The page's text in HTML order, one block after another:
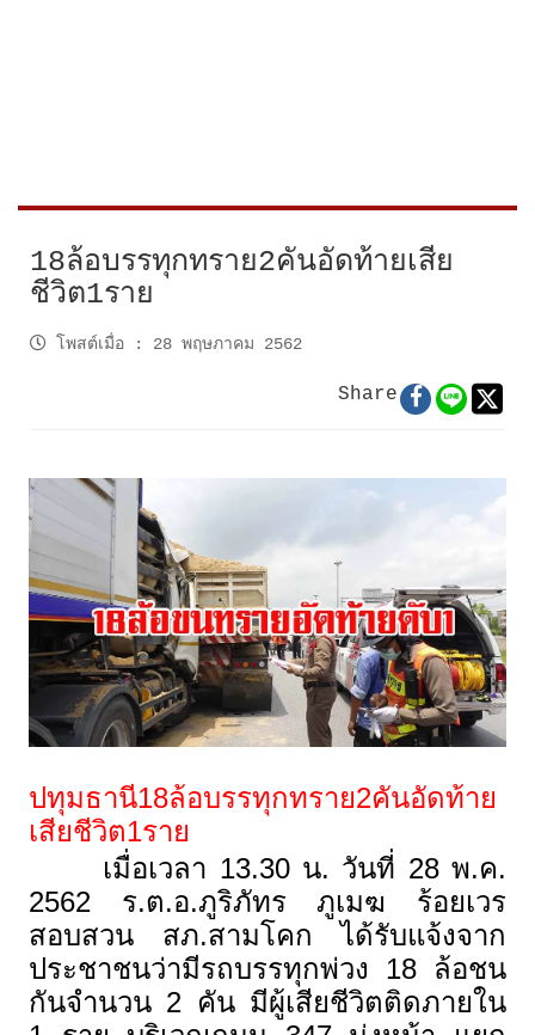
18ล้อบรรทุกทราย2คันอัดท้ายเสีย
ชีวิต1ราย
โพสต์เมื่อ : 28 พฤษภาคม 2562
Share
ปทุมธานี18ล้อบรรทุกทราย2คันอัดท้าย
เสียชีวิต1ราย
เมื่อเวลา 13.30 น. วันที่ 28 พ.ค.
2562 ร.ต.อ.ภูริภัทร ภูเมฆ ร้อยเวร
สอบสวน สภ.สามโคก ได้รับแจ้งจาก
ประชาชนว่ามีรถบรรทุกพ่วง 18 ล้อชน
กันจำนวน 2 คัน มีผู้เสียชีวิตติดภายใน